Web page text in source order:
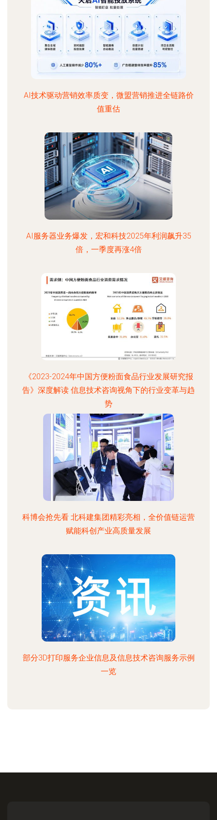
AI技术驱动营销效率质变，微盟营销推进全链路价
值重估
AI服务器业务爆发，宏和科技2025年利润飙升35
倍，一季度再涨4倍
《2023-2024年中国方便粉面食品行业发展研究报
告》深度解读 信息技术咨询视角下的行业变革与趋
势
科博会抢先看 北科建集团精彩亮相，全价值链运营
赋能科创产业高质量发展
部分3D打印服务企业信息及信息技术咨询服务示例
一览